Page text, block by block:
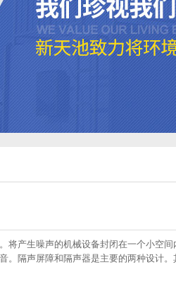
将产生噪声的机械设备封闭在一个小空
。隔声屏障和隔声器是主要的两种设计